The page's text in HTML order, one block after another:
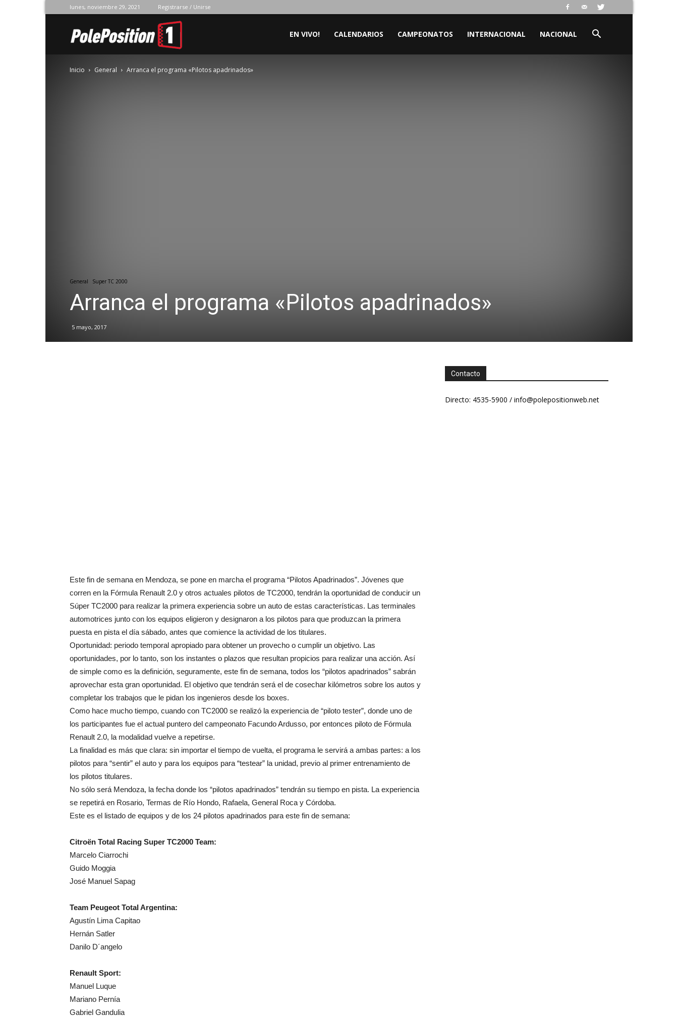
lunes, noviembre 29, 2021 Registrarse / Unirse
Position
EN VIVO! CALENDARIOS CAMPEONATOS INTERNACIONAL NACIONAL
Inicio General Arranca el programa «Pilotos apadrinados»
General Super TC 2000
Arranca el programa «Pilotos apadrinados»
5 mayo, 2017
Este fin de semana en Mendoza, se pone en marcha el programa “Pilotos Apadrinados”. Jóvenes que
corren en la Fórmula Renault 2.0 y otros actuales pilotos de TC2000, tendrán la oportunidad de conducir un
Súper TC2000 para realizar la primera experiencia sobre un auto de estas características. Las terminales
automotrices junto con los equipos eligieron y designaron a los pilotos para que produzcan la primera
puesta en pista el día sábado, antes que comience la actividad de los titulares.
Oportunidad: periodo temporal apropiado para obtener un provecho o cumplir un objetivo. Las
oportunidades, por lo tanto, son los instantes o plazos que resultan propicios para realizar una acción. Así
de simple como es la definición, seguramente, este fin de semana, todos los “pilotos apadrinados” sabrán
aprovechar esta gran oportunidad. El objetivo que tendrán será el de cosechar kilómetros sobre los autos y
completar los trabajos que le pidan los ingenieros desde los boxes.
Como hace mucho tiempo, cuando con TC2000 se realizó la experiencia de “piloto tester”, donde uno de
los participantes fue el actual puntero del campeonato Facundo Ardusso, por entonces piloto de Fórmula
Renault 2.0, la modalidad vuelve a repetirse.
La finalidad es más que clara: sin importar el tiempo de vuelta, el programa le servirá a ambas partes: a los
pilotos para “sentir” el auto y para los equipos para “testear” la unidad, previo al primer entrenamiento de
los pilotos titulares.
No sólo será Mendoza, la fecha donde los “pilotos apadrinados” tendrán su tiempo en pista. La experiencia
se repetirá en Rosario, Termas de Río Hondo, Rafaela, General Roca y Córdoba.
Este es el listado de equipos y de los 24 pilotos apadrinados para este fin de semana:
Citroën Total Racing Super TC2000 Team:
Marcelo Ciarrochi
Guido Moggia
José Manuel Sapag
Team Peugeot Total Argentina:
Agustín Lima Capitao
Hernán Satler
Danilo D´angelo
Renault Sport:
Manuel Luque
Mariano Pernía
Gabriel Gandulia
Contacto
Directo: 4535-5900 / info@polepositionweb.net